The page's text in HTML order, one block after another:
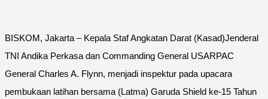
BISKOM, Jakarta – Kepala Staf Angkatan Darat (Kasad)Jenderal
TNI Andika Perkasa dan Commanding General USARPAC
General Charles A. Flynn, menjadi inspektur pada upacara
pembukaan latihan bersama (Latma) Garuda Shield ke-15 Tahun